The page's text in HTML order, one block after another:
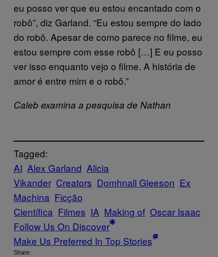
eu posso ver que eu estou encantado com o
robô”, diz Garland. “Eu estou sempre do lado
do robô. Apesar de como parece no filme, eu
estou sempre com esse robô […] E eu posso
ver isso enquanto vejo o filme. A história de
amor é entre mim e o robô.”
Caleb examina a pesquisa de Nathan
Tagged:
AI Alex Garland Alicia
Vikander Creators Domhnall Gleeson Ex
Machina Ficção
Científica Filmes IA Making of Oscar Isaac
Follow Us On Discover
Make Us Preferred In Top Stories
Share: